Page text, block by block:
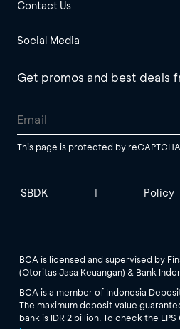
Contact Us
Social Media
Get promos and best deals
This page is protected by
SBDK | Policy
BCA is licensed and supervised by
(Otoritas Jasa Keuangan) & Bank
BCA is a member of Indonesia
The maximum deposit value
bank is IDR 2 billion. To check the